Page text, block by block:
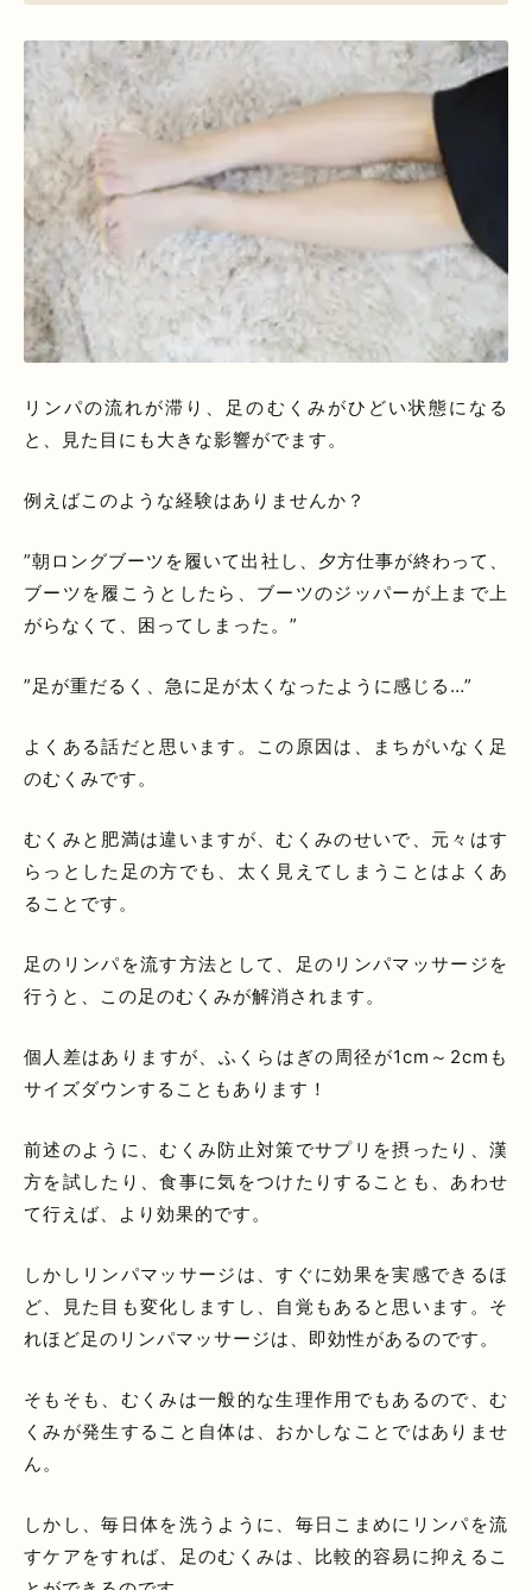
リンパの流れが滞り、足のむくみがひどい状態になる
と、見た目にも大きな影響がでます。
例えばこのような経験はありませんか？
”朝ロングブーツを履いて出社し、夕方仕事が終わって、
ブーツを履こうとしたら、ブーツのジッパーが上まで上
がらなくて、困ってしまった。”
”足が重だるく、急に足が太くなったように感じる…”
よくある話だと思います。この原因は、まちがいなく足
のむくみです。
むくみと肥満は違いますが、むくみのせいで、元々はす
らっとした足の方でも、太く見えてしまうことはよくあ
ることです。
足のリンパを流す方法として、足のリンパマッサージを
行うと、この足のむくみが解消されます。
個人差はありますが、ふくらはぎの周径が1cm～2cmも
サイズダウンすることもあります！
前述のように、むくみ防止対策でサプリを摂ったり、漢
方を試したり、食事に気をつけたりすることも、あわせ
て行えば、より効果的です。
しかしリンパマッサージは、すぐに効果を実感できるほ
ど、見た目も変化しますし、自覚もあると思います。そ
れほど足のリンパマッサージは、即効性があるのです。
そもそも、むくみは一般的な生理作用でもあるので、む
くみが発生すること自体は、おかしなことではありませ
ん。
しかし、毎日体を洗うように、毎日こまめにリンパを流
すケアをすれば、足のむくみは、比較的容易に抑えるこ